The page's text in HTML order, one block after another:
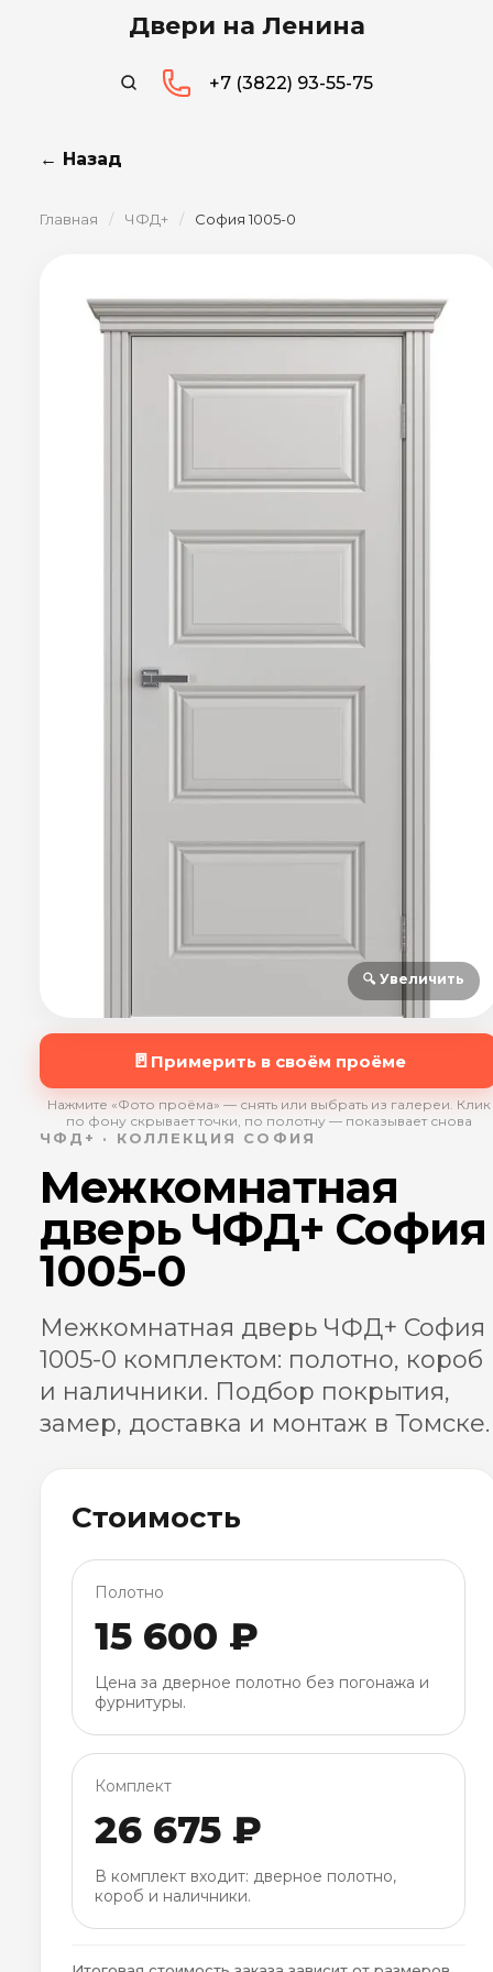
Двери на Ленина
+7 (3822) 93-55-75
← Назад
Главная / ЧФД+ / София 1005-0
🔍 Увеличить
🚪 Примерить в своём проёме
Нажмите «Фото проёма» — снять или выбрать из галереи. Клик
по фону скрывает точки, по полотну — показывает снова
ЧФД+ · КОЛЛЕКЦИЯ СОФИЯ
Межкомнатная
дверь ЧФД+ София
1005-0
Межкомнатная дверь ЧФД+ София
1005-0 комплектом: полотно, короб
и наличники. Подбор покрытия,
замер, доставка и монтаж в Томске.
Стоимость
Полотно
15 600 ₽
Цена за дверное полотно без погонажа и
фурнитуры.
Комплект
26 675 ₽
В комплект входит: дверное полотно,
короб и наличники.